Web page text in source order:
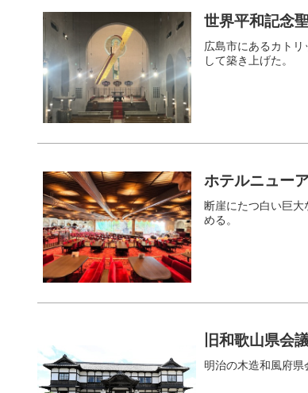
世界平和記念
広島市にあるカト
して築き上げた。
ホテルニュー
断崖にたつ白い巨
める。
旧和歌山県会
明治の木造和風府